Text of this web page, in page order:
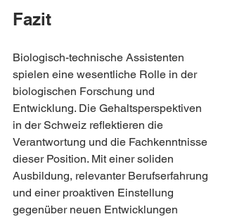
Fazit
Biologisch-technische Assistenten
spielen eine wesentliche Rolle in der
biologischen Forschung und
Entwicklung. Die Gehaltsperspektiven
in der Schweiz reflektieren die
Verantwortung und die Fachkenntnisse
dieser Position. Mit einer soliden
Ausbildung, relevanter Berufserfahrung
und einer proaktiven Einstellung
gegenüber neuen Entwicklungen